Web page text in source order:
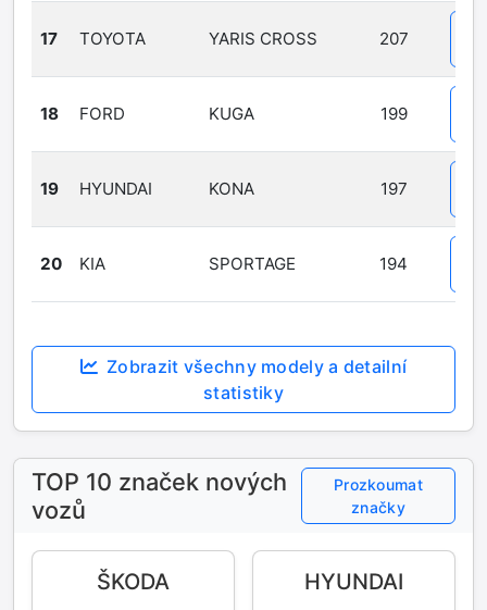
17 TOYOTA YARIS CROSS 207
18 FORD KUGA 199
19 HYUNDAI KONA 197
20 KIA SPORTAGE 194
Zobrazit všechny modely a detailní
statistiky
TOP 10 značek nových
vozů
Prozkoumat
značky
ŠKODA HYUNDAI